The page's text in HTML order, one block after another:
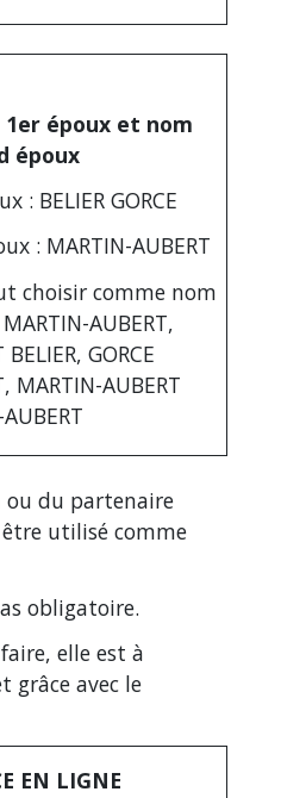
er époux et nom
époux
: BELIER GORCE
: MARTIN-AUBERT
choisir comme nom
AUBERT,
GORCE
MARTIN-AUBERT
ou du partenaire
utilisé comme
obligatoire.
elle est à
grâce avec le
EN LIGNE